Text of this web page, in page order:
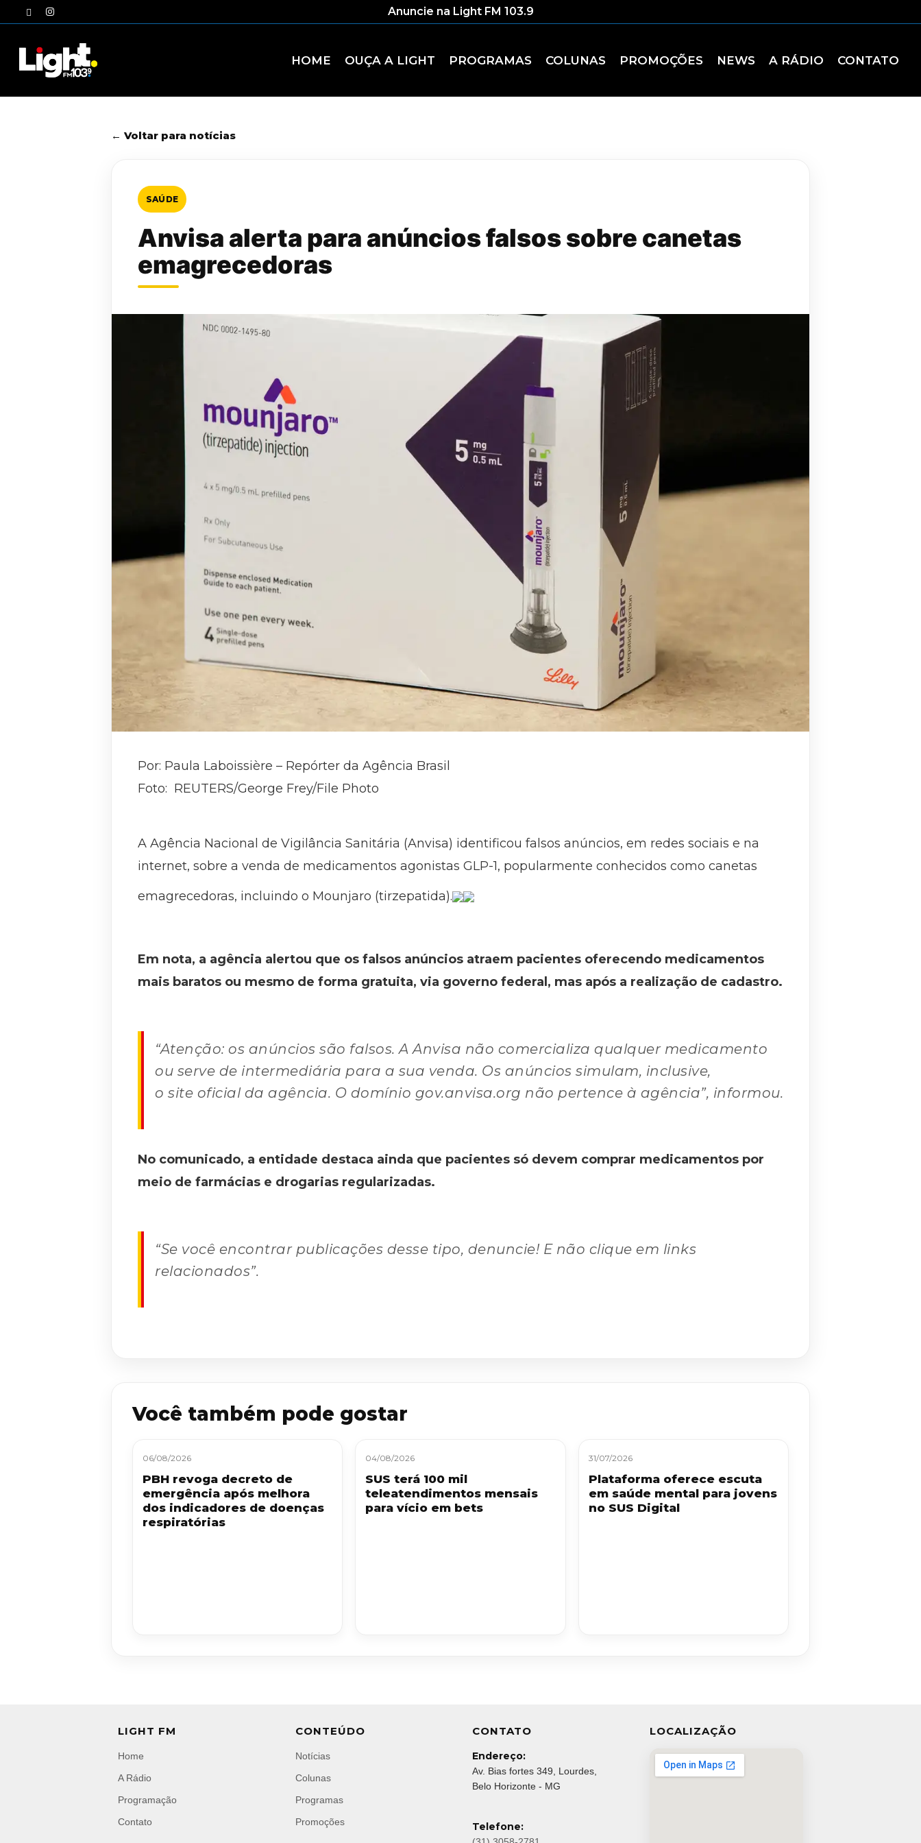
to
twitterinstagram Anuncie na Light FM 103.9
HOME OUÇA A LIGHT PROGRAMAS COLUNAS PROMOÇÕES NEWS A RÁDIO CONTATO
← Voltar para notícias
SAÚDE
Anvisa alerta para anúncios falsos sobre canetas
emagrecedoras
Por: Paula Laboissière – Repórter da Agência Brasil
Foto: REUTERS/George Frey/File Photo
A Agência Nacional de Vigilância Sanitária (Anvisa) identificou falsos anúncios, em redes sociais e na
internet, sobre a venda de medicamentos agonistas GLP-1, popularmente conhecidos como canetas
emagrecedoras, incluindo o Mounjaro (tirzepatida).
Em nota, a agência alertou que os falsos anúncios atraem pacientes oferecendo medicamentos
mais baratos ou mesmo de forma gratuita, via governo federal, mas após a realização de cadastro.
“Atenção: os anúncios são falsos. A Anvisa não comercializa qualquer medicamento
ou serve de intermediária para a sua venda. Os anúncios simulam, inclusive,
o site oficial da agência. O domínio gov.anvisa.org não pertence à agência”, informou.
No comunicado, a entidade destaca ainda que pacientes só devem comprar medicamentos por
meio de farmácias e drogarias regularizadas.
“Se você encontrar publicações desse tipo, denuncie! E não clique em links
relacionados”.
Você também pode gostar
06/08/2026
PBH revoga decreto de
emergência após melhora
dos indicadores de doenças
respiratórias
04/08/2026
SUS terá 100 mil
teleatendimentos mensais
para vício em bets
31/07/2026
Plataforma oferece escuta
em saúde mental para jovens
no SUS Digital
LIGHT FM
Home
A Rádio
Programação
Contato
CONTEÚDO
Notícias
Colunas
Programas
Promoções
CONTATO
Endereço:
Av. Bias fortes 349, Lourdes,
Belo Horizonte - MG
Telefone:
LOCALIZAÇÃO